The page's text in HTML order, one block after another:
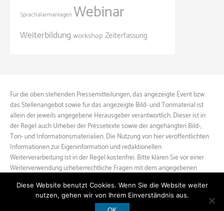
Sprachalarmanlagen Webinar
Weiterbildung workshop Zeiterfassung
Für die oben stehenden Pressemitteilungen, das angezeigte Event bzw.
das Stellenangebot sowie für das angezeigte Bild- und Tonmaterial ist
allein der jeweils angegebene Herausgeber verantwortlich. Dieser ist in
der Regel auch Urheber der Pressetexte sowie der angehängten Bild-,
Ton- und Informationsmaterialien. Die Nutzung von hier veröffentlichten
Informationen zur Eigeninformation und redaktionellen
Weiterverarbeitung ist in der Regel kostenfrei. Bitte klären Sie vor einer
Weiterverwendung urheberrechtliche Fragen mit dem angegebenen
Diese Website benutzt Cookies. Wenn Sie die Website weiter
nutzen, gehen wir von Ihrem Einverständnis aus.